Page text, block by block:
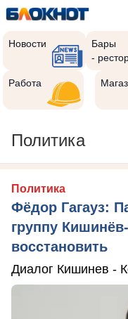
Новости
Бары
-
Работа
Политика
Политика
Фёдор Гагауз:
группу
восстановить
Диалог Кишинев -